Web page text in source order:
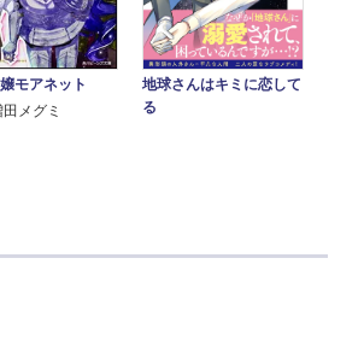
モアネット
メグミ
地球さんはキミに恋して
る